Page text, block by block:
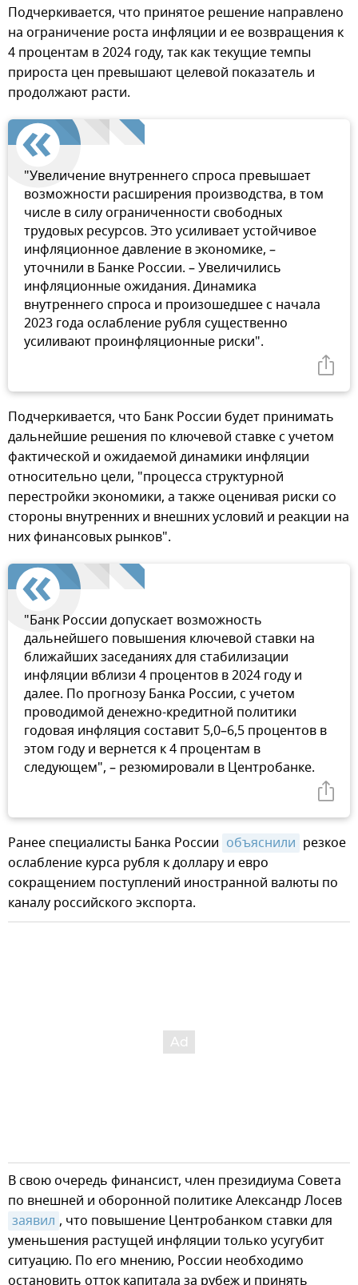
Подчеркивается, что принятое решение направлено
на ограничение роста инфляции и ее возвращения к
4 процентам в 2024 году, так как текущие темпы
прироста цен превышают целевой показатель и
продолжают расти.
"Увеличение внутреннего спроса превышает
возможности расширения производства, в том
числе в силу ограниченности свободных
трудовых ресурсов. Это усиливает устойчивое
инфляционное давление в экономике, –
уточнили в Банке России. – Увеличились
инфляционные ожидания. Динамика
внутреннего спроса и произошедшее с начала
2023 года ослабление рубля существенно
усиливают проинфляционные риски".
Подчеркивается, что Банк России будет принимать
дальнейшие решения по ключевой ставке с учетом
фактической и ожидаемой динамики инфляции
относительно цели, "процесса структурной
перестройки экономики, а также оценивая риски со
стороны внутренних и внешних условий и реакции на
них финансовых рынков".
"Банк России допускает возможность
дальнейшего повышения ключевой ставки на
ближайших заседаниях для стабилизации
инфляции вблизи 4 процентов в 2024 году и
далее. По прогнозу Банка России, с учетом
проводимой денежно-кредитной политики
годовая инфляция составит 5,0–6,5 процентов в
этом году и вернется к 4 процентам в
следующем", – резюмировали в Центробанке.
Ранее специалисты Банка России объяснили резкое
ослабление курса рубля к доллару и евро
сокращением поступлений иностранной валюты по
каналу российского экспорта.
В свою очередь финансист, член президиума Совета
по внешней и оборонной политике Александр Лосев
заявил , что повышение Центробанком ставки для
уменьшения растущей инфляции только усугубит
ситуацию. По его мнению, России необходимо
остановить отток капитала за рубеж и принять